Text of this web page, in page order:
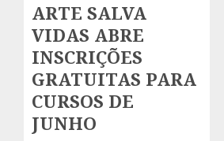
ARTE SALVA
VIDAS ABRE
INSCRIÇÕES
GRATUITAS PARA
CURSOS DE
JUNHO